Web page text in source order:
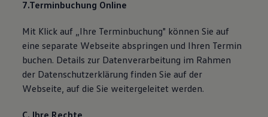
7.Terminbuchung Online
Mit Klick auf „Ihre Terminbuchung" können Sie auf
eine separate Webseite abspringen und Ihren Termin
buchen. Details zur Datenverarbeitung im Rahmen
der Datenschutzerklärung finden Sie auf der
Webseite, auf die Sie weitergeleitet werden.
C. Ihre Rechte